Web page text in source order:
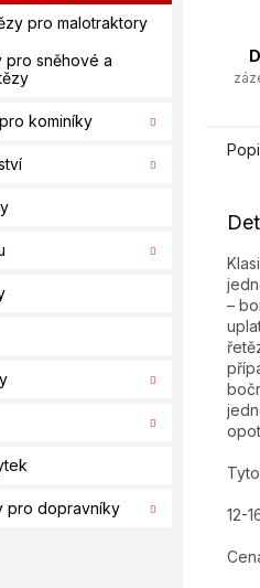
pro malotraktory
pro sněhové a
kominíky
pro dopravníky
–
12-